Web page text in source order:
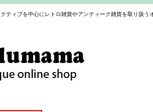
ティブを中心にレトロ雑貨やアンティーク雑貨を取り扱う